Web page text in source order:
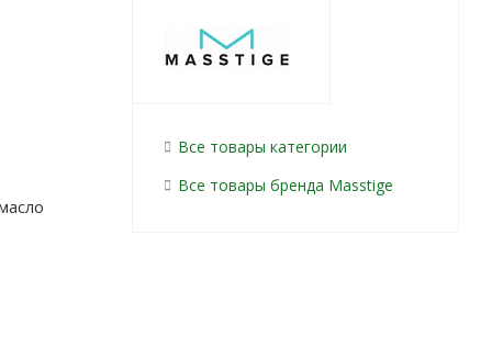
Все товары категории
Все товары бренда Masstige